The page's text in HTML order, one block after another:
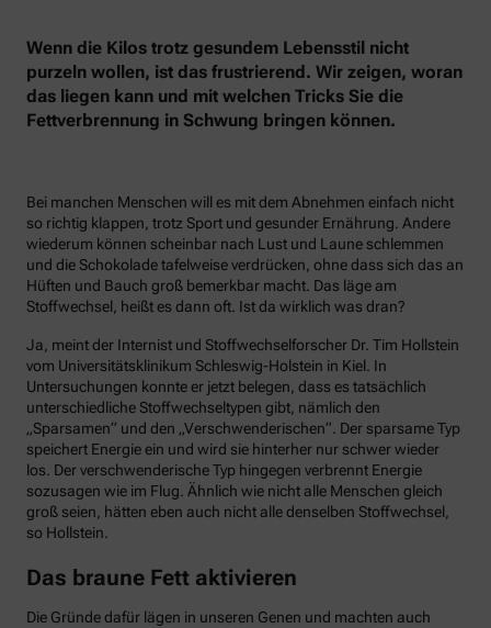
Wenn die Kilos trotz gesundem Lebensstil nicht
purzeln wollen, ist das frustrierend. Wir zeigen, woran
das liegen kann und mit welchen Tricks Sie die
Fettverbrennung in Schwung bringen können.
Bei manchen Menschen will es mit dem Abnehmen einfach nicht
so richtig klappen, trotz Sport und gesunder Ernährung. Andere
wiederum können scheinbar nach Lust und Laune schlemmen
und die Schokolade tafelweise verdrücken, ohne dass sich das an
Hüften und Bauch groß bemerkbar macht. Das läge am
Stoffwechsel, heißt es dann oft. Ist da wirklich was dran?
Ja, meint der Internist und Stoffwechselforscher Dr. Tim Hollstein
vom Universitätsklinikum Schleswig-Holstein in Kiel. In
Untersuchungen konnte er jetzt belegen, dass es tatsächlich
unterschiedliche Stoffwechseltypen gibt, nämlich den
„Sparsamen“ und den „Verschwenderischen“. Der sparsame Typ
speichert Energie ein und wird sie hinterher nur schwer wieder
los. Der verschwenderische Typ hingegen verbrennt Energie
sozusagen wie im Flug. Ähnlich wie nicht alle Menschen gleich
groß seien, hätten eben auch nicht alle denselben Stoffwechsel,
so Hollstein.
Das braune Fett aktivieren
Die Gründe dafür lägen in unseren Genen und machten auch